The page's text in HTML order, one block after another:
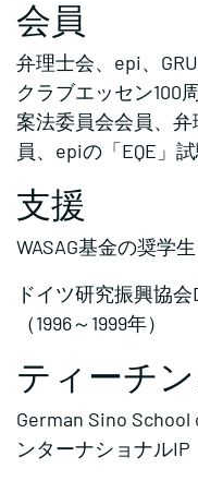
会員
弁理士会、epi、
クラブエッセン100
案法委員会会員、
員、epiの「EQE」
支援
WASAG基金の奨学生
ドイツ研究振興協
（1996～1999年）
ティーチ
German Sino School
ンターナショナルIP